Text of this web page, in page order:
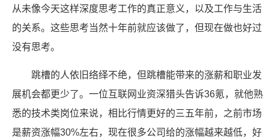
从未像今天这样深度思考工作的真正意义，以及工作与生活
的关系。这些思考当然十年前就应该做了，但现在做也好过
没有思考。
跳槽的人依旧络绎不绝，但跳槽能带来的涨薪和职业发
展机会都更少了。一位互联网业资深猎头告诉36氪，就他熟
悉的技术类岗位来说，相比行情更好的三五年前，之前市场
是薪资涨幅30%左右，现在很多公司给的涨幅越来越低，好